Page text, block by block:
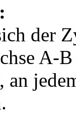
der
A-
an